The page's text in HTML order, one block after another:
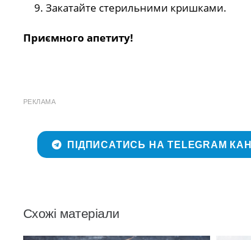
Закатайте стерильними кришками.
Приємного апетиту!
РЕКЛАМА
ПІДПИСАТИСЬ НА TELEGRAM
Схожі матеріали